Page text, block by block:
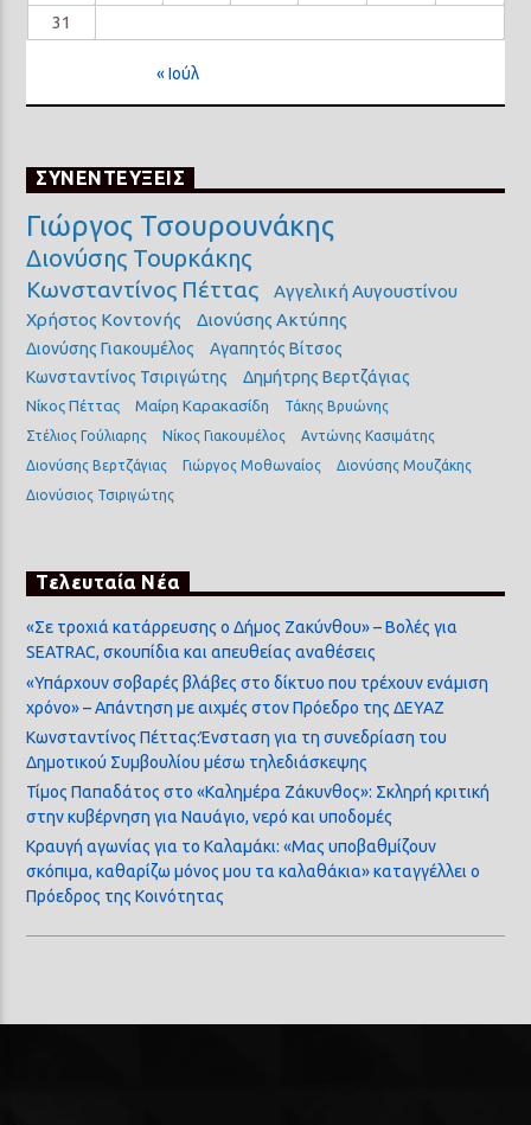
31
« Ιούλ
ΣΥΝΕΝΤΕΥΞΕΙΣ
Γιώργος Τσουρουνάκης
Διονύσης Τουρκάκης
Κωνσταντίνος Πέττας
Αγγελική Αυγουστίνου
Χρήστος Κοντονής
Διονύσης Ακτύπης
Διονύσης Γιακουμέλος
Αγαπητός Βίτσος
Κωνσταντίνος Τσιριγώτης
Δημήτρης Βερτζάγιας
Νίκος Πέττας Μαίρη Καρακασίδη
Τάκης Βρυώνης
Στέλιος Γούλιαρης
Νίκος Γιακουμέλος
Αντώνης Κασιμάτης
Διονύσης Βερτζάγιας
Γιώργος Μοθωναίος
Διονύσης Μουζάκης
Διονύσιος Τσιριγώτης
Τελευταία Νέα
«Σε τροχιά κατάρρευσης ο Δήμος Ζακύνθου» – Βολές για
SEATRAC, σκουπίδια και απευθείας αναθέσεις
«Υπάρχουν σοβαρές βλάβες στο δίκτυο που τρέχουν ενάμιση
χρόνο» – Απάντηση με αιχμές στον Πρόεδρο της ΔΕΥΑΖ
Κωνσταντίνος Πέττας:Ένσταση για τη συνεδρίαση του
Δημοτικού Συμβουλίου μέσω τηλεδιάσκεψης
Τίμος Παπαδάτος στο «Καλημέρα Ζάκυνθος»: Σκληρή κριτική
στην κυβέρνηση για Ναυάγιο, νερό και υποδομές
Κραυγή αγωνίας για το Καλαμάκι: «Μας υποβαθμίζουν
σκόπιμα, καθαρίζω μόνος μου τα καλαθάκια» καταγγέλλει ο
Πρόεδρος της Κοινότητας